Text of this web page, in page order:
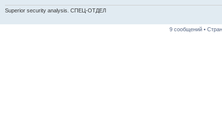
Superior security analysis. СПЕЦ-ОТДЕЛ
9 сообщений •